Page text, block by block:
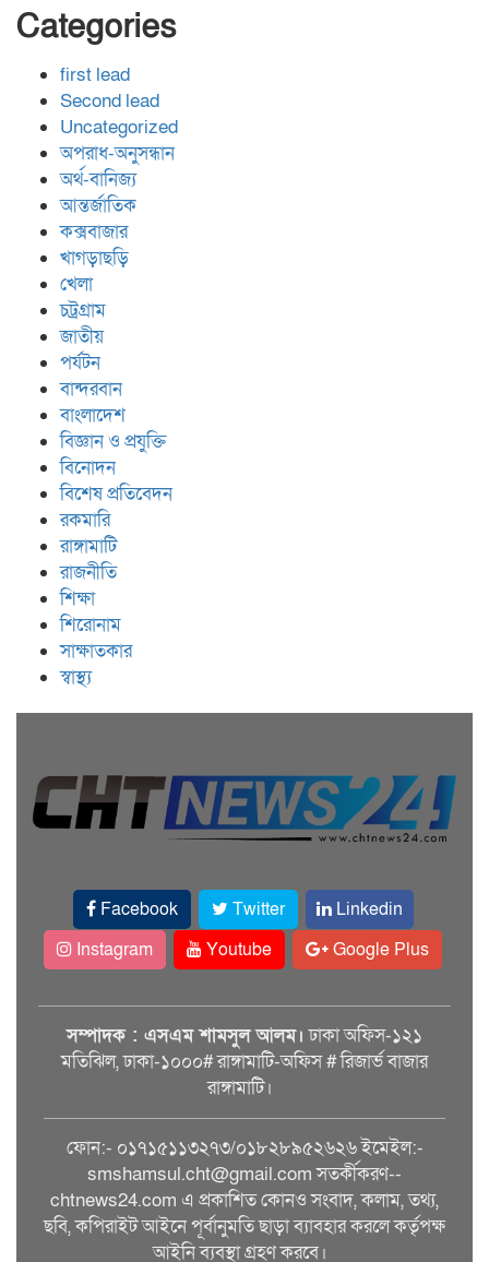
Categories
first lead
Second lead
Uncategorized
অপরাধ-অনুসন্ধান
অর্থ-বানিজ্য
আন্তর্জাতিক
কক্সবাজার
খাগড়াছড়ি
খেলা
চট্রগ্রাম
জাতীয়
পর্যটন
বান্দরবান
বাংলাদেশ
বিজ্ঞান ও প্রযুক্তি
বিনোদন
বিশেষ প্রতিবেদন
রকমারি
রাঙ্গামাটি
রাজনীতি
শিক্ষা
শিরোনাম
সাক্ষাতকার
স্বাস্থ্য
Facebook Twitter
Linkedin
Instagram
Youtube Google Plus
সম্পাদক : এসএম শামসুল আলম। ঢাকা অফিস-১২১
মতিঝিল, ঢাকা-১০০০# রাঙ্গামাটি-অফিস # রিজার্ভ বাজার
রাঙ্গামাটি।
ফোন:- ০১৭১৫১১৩২৭৩/০১৮২৮৯৫২৬২৬ ইমেইল:-
smshamsul.cht@gmail.com সতর্কীকরণ--
chtnews24.com এ প্রকাশিত কোনও সংবাদ, কলাম, তথ্য,
ছবি, কপিরাইট আইনে পূর্বানুমতি ছাড়া ব্যাবহার করলে কর্তৃপক্ষ
আইনি ব্যবস্থা গ্রহণ করবে।